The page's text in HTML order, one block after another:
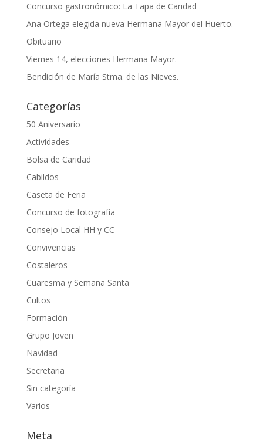
Concurso gastronómico: La Tapa de Caridad
Ana Ortega elegida nueva Hermana Mayor del Huerto.
Obituario
Viernes 14, elecciones Hermana Mayor.
Bendición de María Stma. de las Nieves.
Categorías
50 Aniversario
Actividades
Bolsa de Caridad
Cabildos
Caseta de Feria
Concurso de fotografía
Consejo Local HH y CC
Convivencias
Costaleros
Cuaresma y Semana Santa
Cultos
Formación
Grupo Joven
Navidad
Secretaria
Sin categoría
Varios
Meta